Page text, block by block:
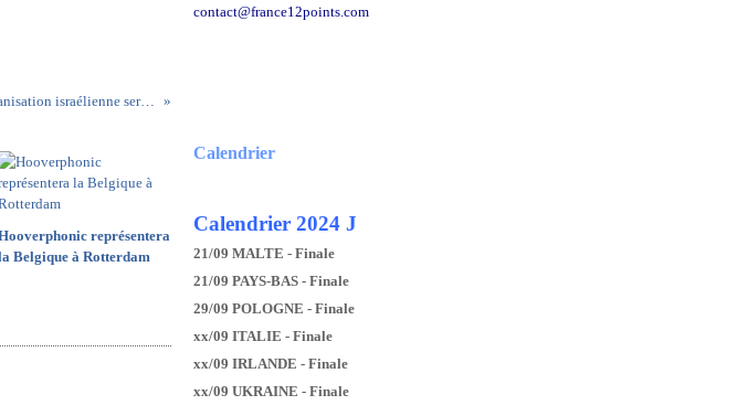
Après Coldplay et Elton John, l'organisation israélienne serait en négociations avancées avec Madonna
représentera
Belgique à Rotterdam
contact@france12points.com
Calendrier
Calendrier 2024 J
21/09 MALTE - Finale
21/09 PAYS-BAS - Finale
29/09 POLOGNE - Finale
xx/09 ITALIE - Finale
xx/09 IRLANDE - Finale
xx/09 UKRAINE - Finale